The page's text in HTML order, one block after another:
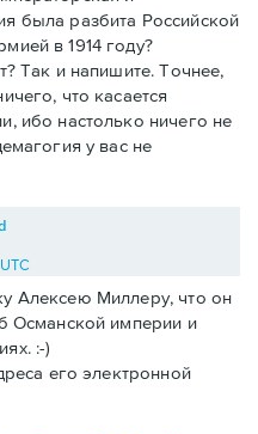
была разбита Российской
в 1914 году?
Так и напишите. Точнее,
что касается
ибо настолько ничего не
у вас не
Алексею Миллеру, что он
Османской империи и
:-)
его электронной